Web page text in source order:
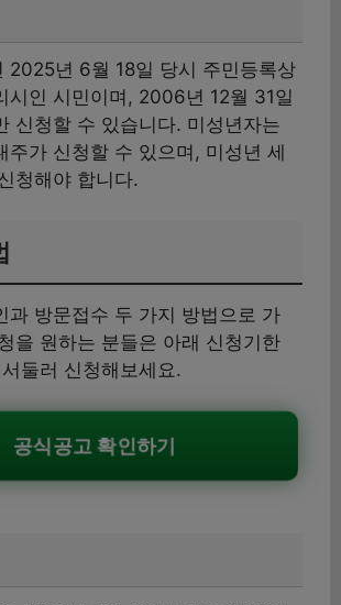
2025년 6월 18일 당시 주민등록상
시인 시민이며, 2006년 12월 31일
신청할 수 있습니다. 미성년자는
주가 신청할 수 있으며, 미성년 세
청해야 합니다.
과 방문접수 두 가지 방법으로 가
을 원하는 분들은 아래 신청기한
둘러 신청해보세요.
공식공고 확인하기